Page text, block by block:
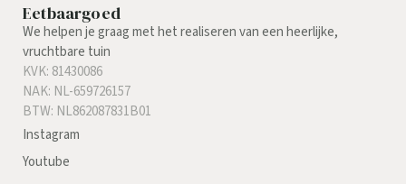
Eetbaargoed
We helpen je graag met het realiseren van een heerlijke,
vruchtbare tuin
KVK: 81430086
NAK: NL-659726157
BTW: NL862087831B01
Instagram
Youtube